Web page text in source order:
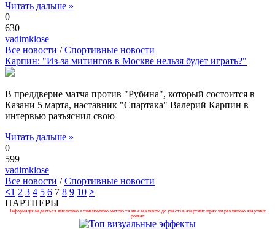
Читать дальше »
0
630
vadimklose
Все новости /Спортивные новости
Карпин: "Из-за митингов в Москве нельзя будет играть?"
В преддверие матча против "Рубина", который состоится в
Казани 5 марта, наставник "Спартака" Валерий Карпин в
интервью разъяснил свою
Читать дальше »
0
599
vadimklose
Все новости /Спортивные новости
<1 2 3 4 5 6 7 8 9 10 >
ПАРТНЕРЫ
Інформація надається виключно з ознайомчою метою та не є закликом до участі в азартних іграх чи рекламою азартних
розваг.